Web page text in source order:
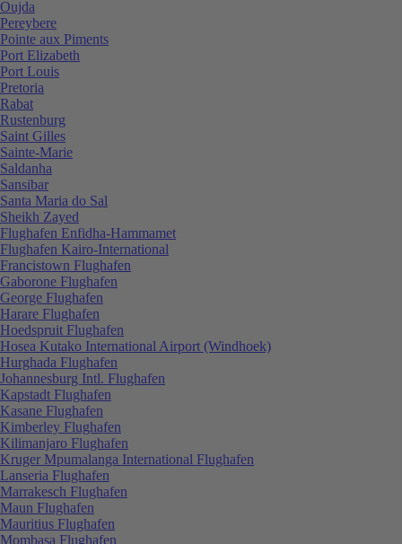
Oujda
Pereybere
Pointe aux Piments
Port Elizabeth
Port Louis
Pretoria
Rabat
Rustenburg
Saint Gilles
Sainte-Marie
Saldanha
Sansibar
Santa Maria do Sal
Sheikh Zayed
Flughafen Enfidha-Hammamet
Flughafen Kairo-International
Francistown Flughafen
Gaborone Flughafen
George Flughafen
Harare Flughafen
Hoedspruit Flughafen
Hosea Kutako International Airport (Windhoek)
Hurghada Flughafen
Johannesburg Intl. Flughafen
Kapstadt Flughafen
Kasane Flughafen
Kimberley Flughafen
Kilimanjaro Flughafen
Kruger Mpumalanga International Flughafen
Lanseria Flughafen
Marrakesch Flughafen
Maun Flughafen
Mauritius Flughafen
Mombasa Flughafen